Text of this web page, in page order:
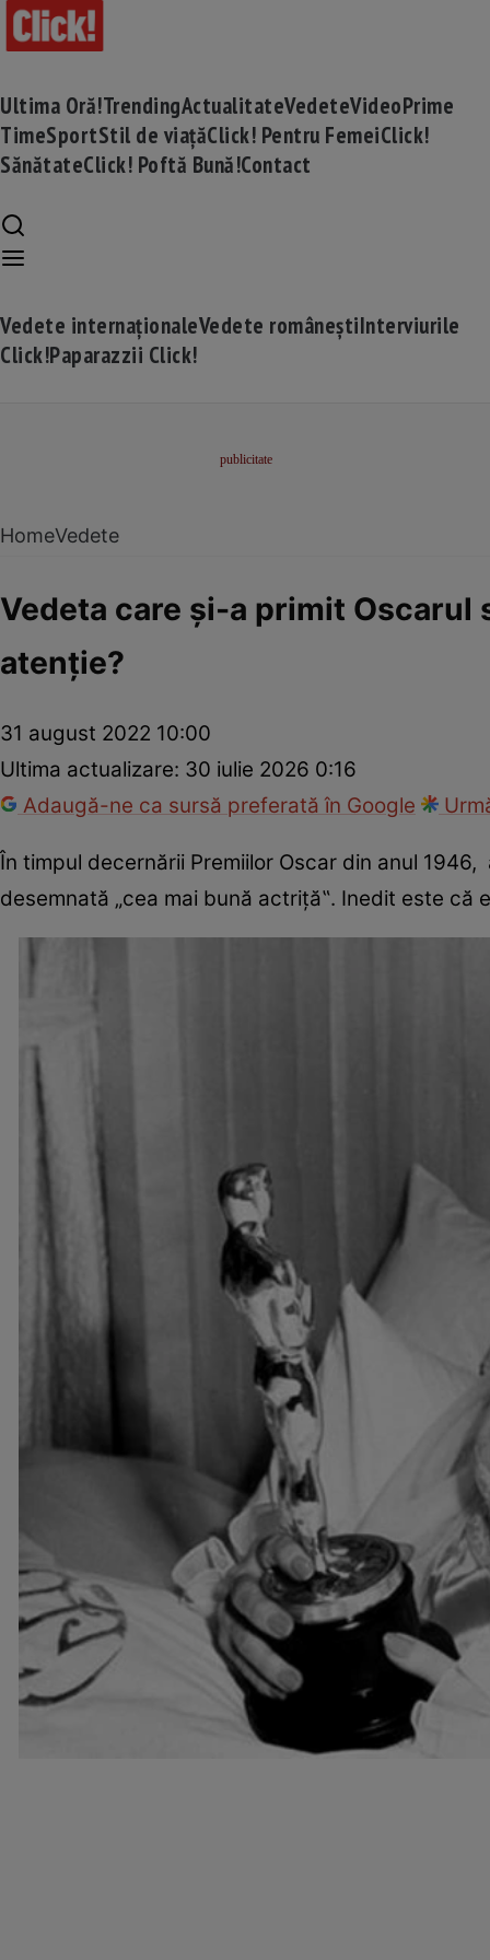
Ultima Oră!TrendingActualitateVedeteVideoPrime
TimeSportStil de viațăClick! Pentru FemeiClick!
SănătateClick! Poftă Bună!Contact
Vedete internaționaleVedete româneștiInterviurile
Click!Paparazzii Click!
HomeVedete
Vedeta care și-a primit
atenție?
31 august 2022 10:00
Ultima actualizare: 30 iulie 2026 0:16
Adaugă-ne ca sursă preferată în Google
În timpul decernării Premiilor Oscar din anul
desemnată „cea mai bună actriță‟. Inedit este